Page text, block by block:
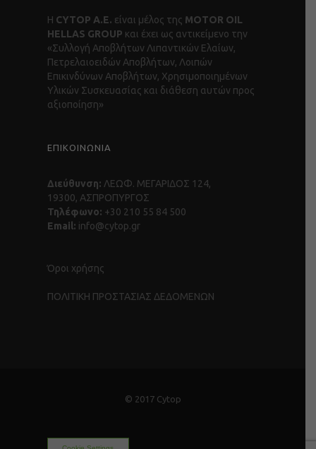
Η CYTOP Α.Ε. είναι μέλος της MOTOR OIL
HELLAS GROUP και έχει ως αντικείμενο την
«Συλλογή Αποβλήτων Λιπαντικών Ελαίων,
Πετρελαιοειδών Αποβλήτων, Λοιπών
Επικινδύνων Αποβλήτων, Χρησιμοποιημένων
Υλικών Συσκευασίας και διάθεση αυτών προς
αξιοποίηση»
ΕΠΙΚΟΙΝΩΝΙΑ
Διεύθυνση: ΛΕΩΦ. ΜΕΓΑΡΙΔΟΣ 124,
19300, ΑΣΠΡΟΠΥΡΓΟΣ
Τηλέφωνο: +30 210 55 84 500
Email: info@cytop.gr
Όροι χρήσης
ΠΟΛΙΤΙΚΗ ΠΡΟΣΤΑΣΙΑΣ ΔΕΔΟΜΕΝΩΝ
© 2017 Cytop